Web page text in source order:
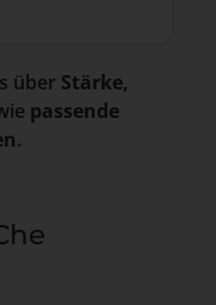
über Stärke,
passende
.